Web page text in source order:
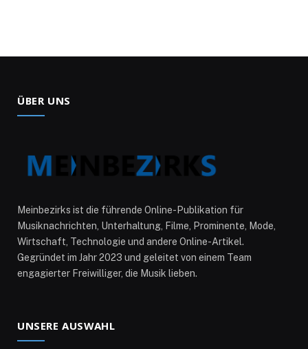
ÜBER UNS
Meinbezirks ist die führende Online-Publikation für
Musiknachrichten, Unterhaltung, Filme, Prominente, Mode,
Wirtschaft, Technologie und andere Online-Artikel.
Gegründet im Jahr 2023 und geleitet von einem Team
engagierter Freiwilliger, die Musik lieben.
UNSERE AUSWAHL